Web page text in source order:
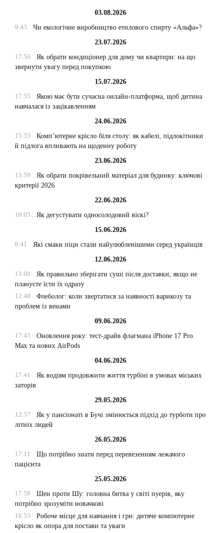
03.08.2026
9:43
Чи екологічне виробництво етилового спирту «Альфа»?
23.07.2026
17:56
Як обрати кондиціонер для дому чи квартири: на що
звернути увагу перед покупкою
15.07.2026
17:55
Якою має бути сучасна онлайн-платформа, щоб дитина
навчалася із зацікавленням
24.06.2026
15:35
Комп’ютерне крісло біля столу: як кабелі, підлокітники
й підлога впливають на щоденну роботу
23.06.2026
13:59
Як обрати покрівельний матеріал для будинку: ключові
критерії 2026
22.06.2026
10:05
Як дегустувати односолодовий віскі?
15.06.2026
8:41
Які смаки піци стали найулюбленішими серед українців
12.06.2026
13:00
Як правильно зберігати суші після доставки, якщо не
плануєте їсти їх одразу
12:48
Флеболог: коли звертатися за наявності варикозу та
проблем із венами
09.06.2026
17:43
Оновлення року: тест-драйв флагмана iPhone 17 Pro
Max та нових AirPods
04.06.2026
17:41
Як водіям продовжити життя турбіні в умовах міських
заторів
29.05.2026
12:57
Як у пансіонаті в Бучі змінюється підхід до турботи про
літніх людей
26.05.2026
17:11
Що потрібно знати перед перевезенням лежачого
пацієнта
25.05.2026
17:58
Шен проти Шу: головна битва у світі пуерів, яку
потрібно зрозуміти новачкові
16:53
Робоче місце для навчання і гри: дитяче компютерне
крісло як опора для постави та уваги